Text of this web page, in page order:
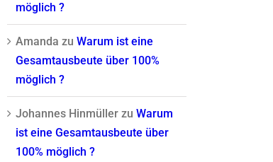
möglich ?
Amanda zu Warum ist eine
Gesamtausbeute über 100%
möglich ?
Johannes Hinmüller zu Warum
ist eine Gesamtausbeute über
100% möglich ?